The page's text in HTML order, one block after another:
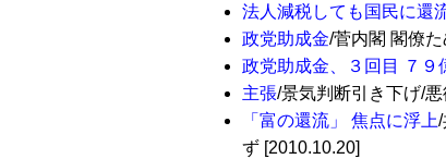
法人減税しても国民に還
政党助成金/菅内閣 閣僚
政党助成金、３回目 ７９
主張/景気判断引き下げ/
「富の還流」 焦点に浮上/
ず [2010.10.20]